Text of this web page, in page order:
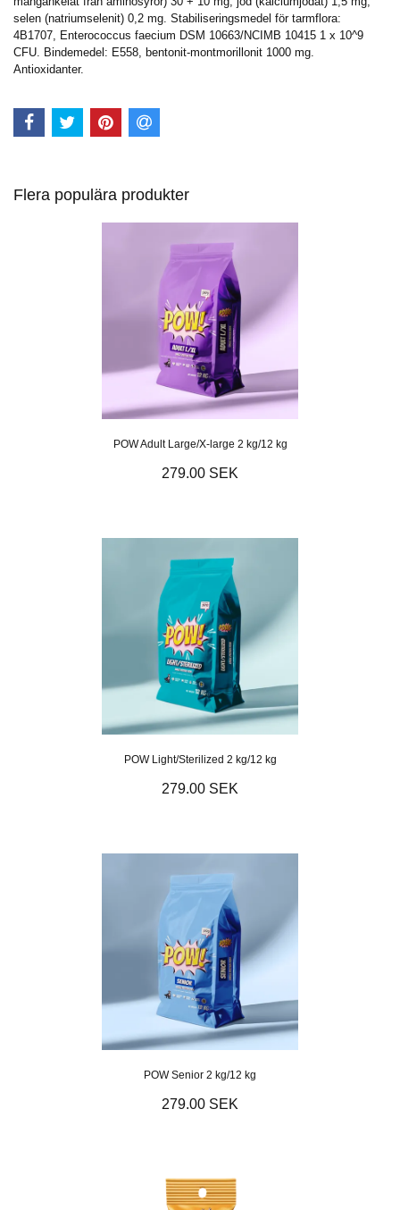
selen (natriumselenit) 0,2 mg. Stabiliseringsmedel för tarmflora:
4B1707, Enterococcus faecium DSM 10663/NCIMB 10415 1 x 10^9
CFU. Bindemedel: E558, bentonit-montmorillonit 1000 mg.
Antioxidanter.
Flera populära produkter
POW Adult Large/X-large 2 kg/12 kg
279.00 SEK
POW Light/Sterilized 2 kg/12 kg
279.00 SEK
POW Senior 2 kg/12 kg
279.00 SEK